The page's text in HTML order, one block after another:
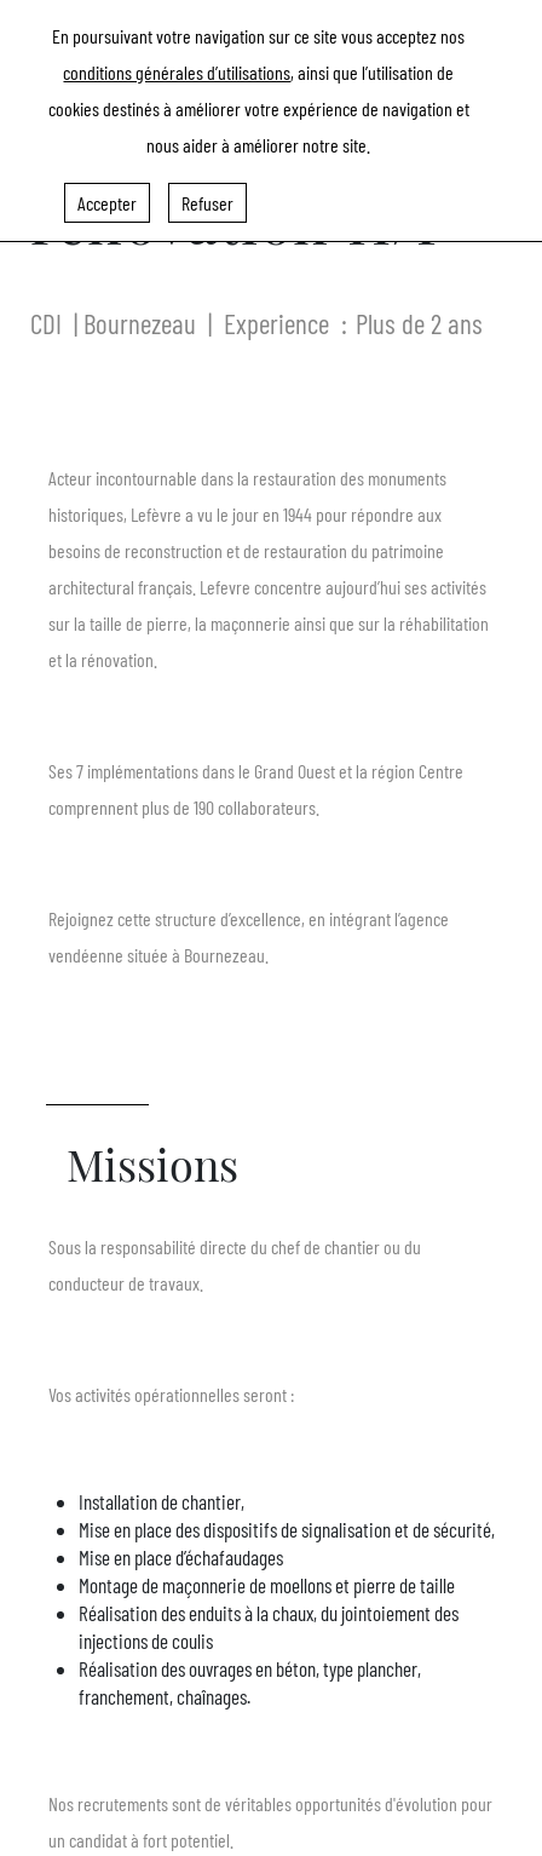
En poursuivant votre navigation sur ce site vous acceptez nos
conditions générales d’utilisations, ainsi que l’utilisation de
cookies destinés à améliorer votre expérience de navigation et
nous aider à améliorer notre site.
Accepter Refuser
Retour
Maçon en
rénovation H/F
CDI Bournezeau Experience Plus de 2 ans
Acteur incontournable dans la restauration des monuments
historiques, Lefèvre a vu le jour en 1944 pour répondre aux
besoins de reconstruction et de restauration du patrimoine
architectural français. Lefevre concentre aujourd’hui ses activités
sur la taille de pierre, la maçonnerie ainsi que sur la réhabilitation
et la rénovation.
Ses 7 implémentations dans le Grand Ouest et la région Centre
comprennent plus de 190 collaborateurs.
Rejoignez cette structure d’excellence, en intégrant l’agence
vendéenne située à Bournezeau.
Missions
Sous la responsabilité directe du chef de chantier ou du
conducteur de travaux.
Vos activités opérationnelles seront :
Installation de chantier,
Mise en place des dispositifs de signalisation et de sécurité,
Mise en place d’échafaudages
Montage de maçonnerie de moellons et pierre de taille
Réalisation des enduits à la chaux, du jointoiement des
injections de coulis
Réalisation des ouvrages en béton, type plancher,
franchement, chaînages.
Nos recrutements sont de véritables opportunités d'évolution pour
un candidat à fort potentiel.